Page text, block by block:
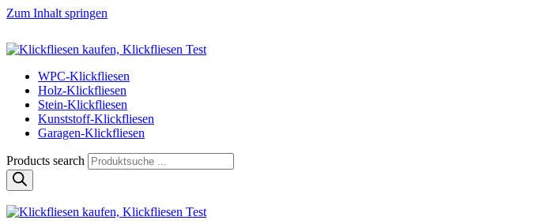
Zum Inhalt springen
Klickfliese | klick-klick-fertig
Klickfliesen online kaufen
WPC-Klickfliesen
Holz-Klickfliesen
Stein-Klickfliesen
Kunststoff-Klickfliesen
Garagen-Klickfliesen
Products search